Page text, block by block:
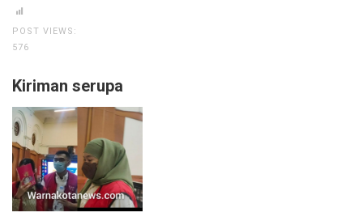
POST VIEWS:
576
Kiriman serupa